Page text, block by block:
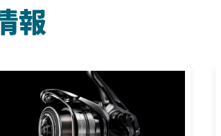
報